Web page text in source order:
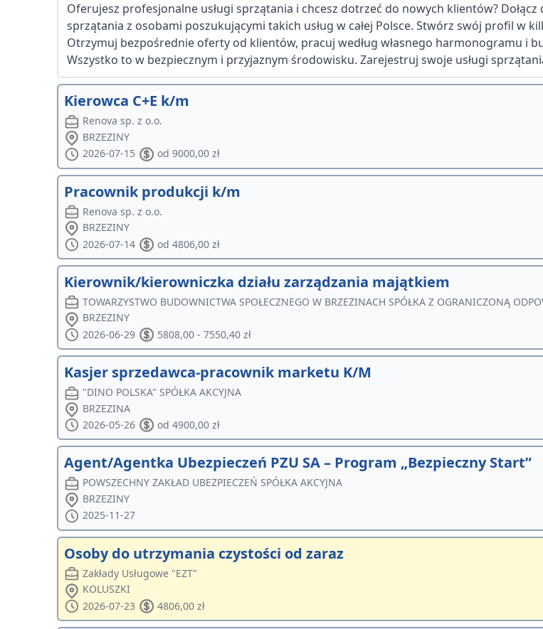
Oferujesz profesjonalne usługi sprzątania i chcesz dotrzeć do nowych klientów?
sprzątania z osobami poszukującymi takich usług w całej Polsce. Stwórz swój profil w
Otrzymuj bezpośrednie oferty od klientów, pracuj według własnego harmonogramu i
Wszystko to w bezpiecznym i przyjaznym środowisku. Zarejestruj swoje usługi
Kierowca C+E k/m
Renova sp. z o.o.
BRZEZINY
2026-07-15
od 9000,00 zł
Pracownik produkcji k/m
Renova sp. z o.o.
BRZEZINY
2026-07-14
od 4806,00 zł
Kierownik/kierowniczka działu zarządzania majątkiem
TOWARZYSTWO BUDOWNICTWA SPOŁECZNEGO W BRZEZINACH SPÓŁKA Z OGRANICZONĄ
BRZEZINY
2026-06-29
5808,00 - 7550,40 zł
Kasjer sprzedawca-pracownik marketu K/M
"DINO POLSKA" SPÓŁKA AKCYJNA
BRZEZINA
2026-05-26
od 4900,00 zł
Agent/Agentka Ubezpieczeń PZU SA – Program „Bezpieczny Start”
POWSZECHNY ZAKŁAD UBEZPIECZEŃ SPÓŁKA AKCYJNA
BRZEZINY
2025-11-27
Osoby do utrzymania czystości od zaraz
Zakłady Usługowe "EZT"
KOLUSZKI
2026-07-23
4806,00 zł